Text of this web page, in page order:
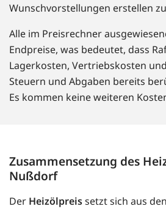
Wunschvorstellungen erstellen
Alle im Preisrechner
Endpreise, was bedeutet, dass
Lagerkosten, Vertriebskosten
Steuern und Abgaben bereits
Es kommen keine weiteren
Zusammensetzung des
Nußdorf
Der Heizölpreissetzt sich aus